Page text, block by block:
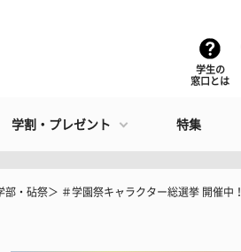
学生の
窓口とは
学割・プレゼント 特集
・砧祭＞ ＃学園祭キャラクター総選挙 開催中！